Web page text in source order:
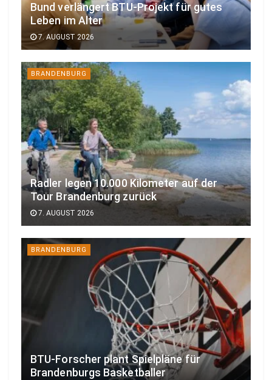
Bund verlängert BTU-Projekt für gutes
Leben im Alter
7. AUGUST 2026
BRANDENBURG
Radler legen 10.000 Kilometer auf der
Tour Brandenburg zurück
7. AUGUST 2026
BRANDENBURG
BTU-Forscher plant Spielpläne für
Brandenburgs Basketballer